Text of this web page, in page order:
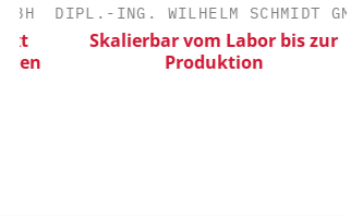
DIPL.-ING. WILHELM SCHMIDT GMBH
Skalierbar vom Labor bis zur
Produktion